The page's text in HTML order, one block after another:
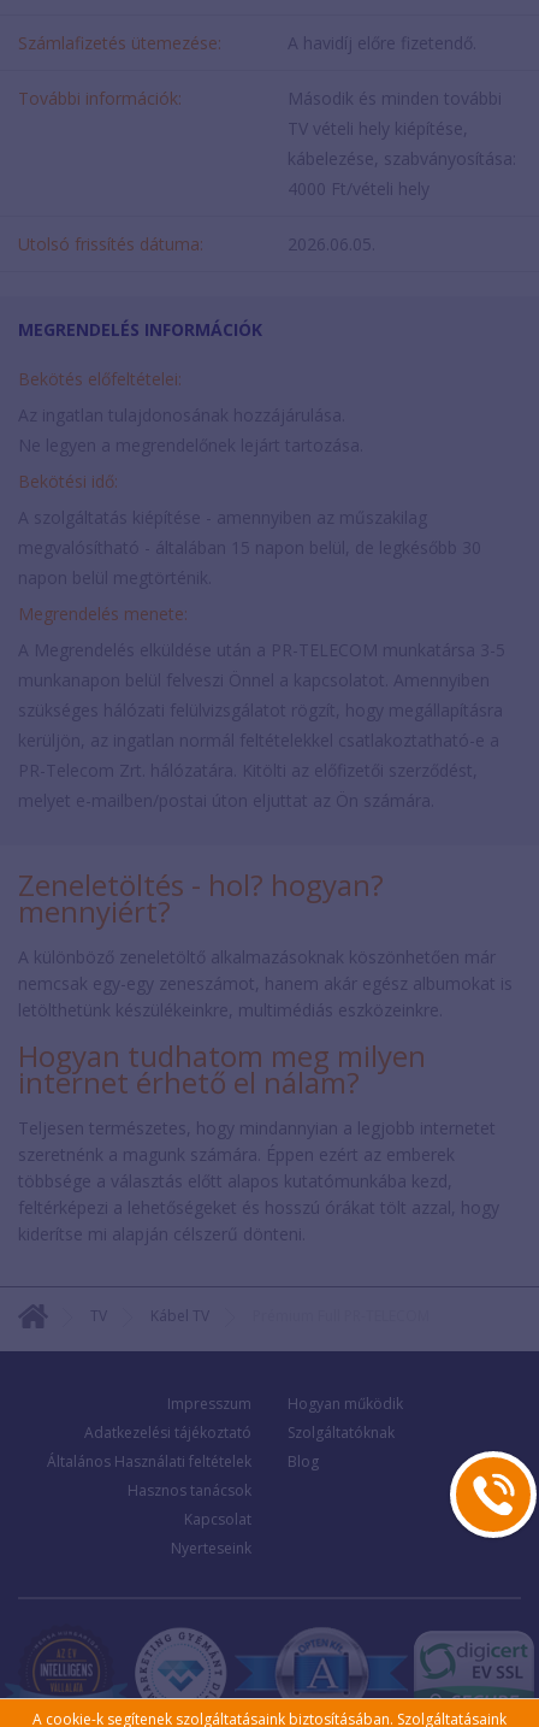
Számlafizetés ütemezése: A havidíj előre fizetendő.
További információk:
Második és minden további
TV vételi hely kiépítése,
kábelezése, szabványosítása:
4000 Ft/vételi hely
Utolsó frissítés dátuma: 2026.06.05.
MEGRENDELÉS INFORMÁCIÓK
Bekötés előfeltételei:
Bekötési idő:
Megrendelés menete:
Zeneletöltés - hol? hogyan?
mennyiért?
A különböző zeneletöltő alkalmazásoknak köszönhetően már
nemcsak egy-egy zeneszámot, hanem akár egész albumokat is
letölthetünk készülékeinkre, multimédiás eszközeinkre.
Hogyan tudhatom meg milyen
internet érhető el nálam?
Teljesen természetes, hogy mindannyian a legjobb internetet
szeretnénk a magunk számára. Éppen ezért az emberek
többsége a választás előtt alapos kutatómunkába kezd,
feltérképezi a lehetőségeket és hosszú órákat tölt azzal, hogy
kiderítse mi alapján célszerű dönteni.
TV Kábel TV
Impresszum
Adatkezelési tájékoztató
Általános Használati feltételek
Hasznos tanácsok
Kapcsolat
Nyerteseink
Hogyan működik
Szolgáltatóknak
Blog
A cookie-k segítenek szolgáltatásaink biztosításában. Szolgáltatásaink